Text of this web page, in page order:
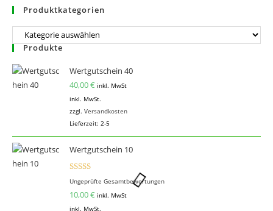
Produktkategorien
Produkte
Wertgutschein 40
40,00€ inkl. MwSt
inkl. MwSt.
zzgl. Versandkosten
Lieferzeit: 2-5
Wertgutschein 10
Bewertet
mit5.00
Ungeprüfte Gesamtbewertungen
10,00€ inkl. MwSt
inkl. MwSt.